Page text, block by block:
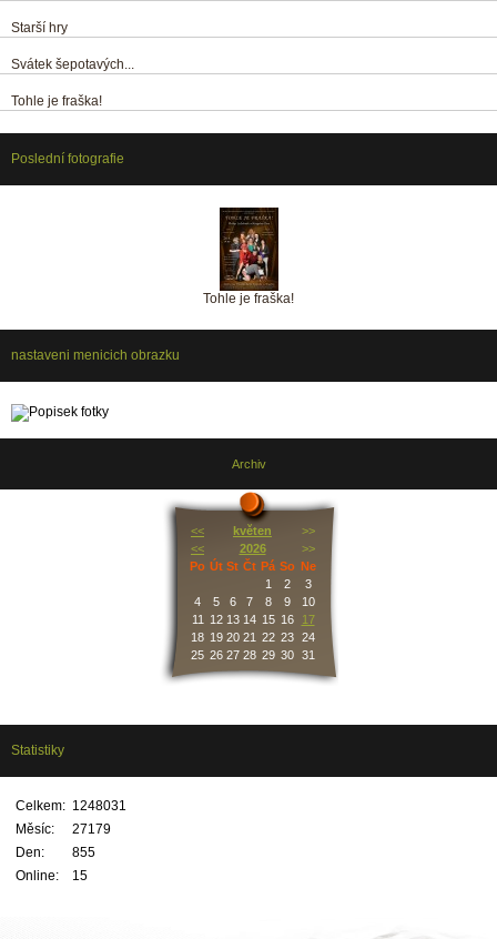
Starší hry
Svátek šepotavých...
Tohle je fraška!
Poslední fotografie
Tohle je fraška!
nastaveni menicich obrazku
Archiv
<< květen
>>
<<
2026
>>
Po Út St Čt Pá So Ne
1
2
3
4
5 6 7 8 9
10
11
12 13 14 15 16
17
18 19 20 21 22 23 24
25 26 27 28 29 30 31
Statistiky
Online: 15
Celkem: 1248031
Měsíc:
27179
Den:
855